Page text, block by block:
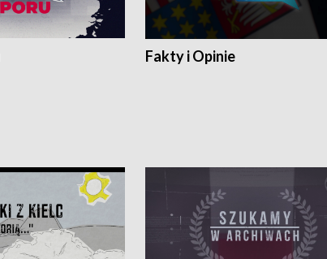
Fakty i Opinie